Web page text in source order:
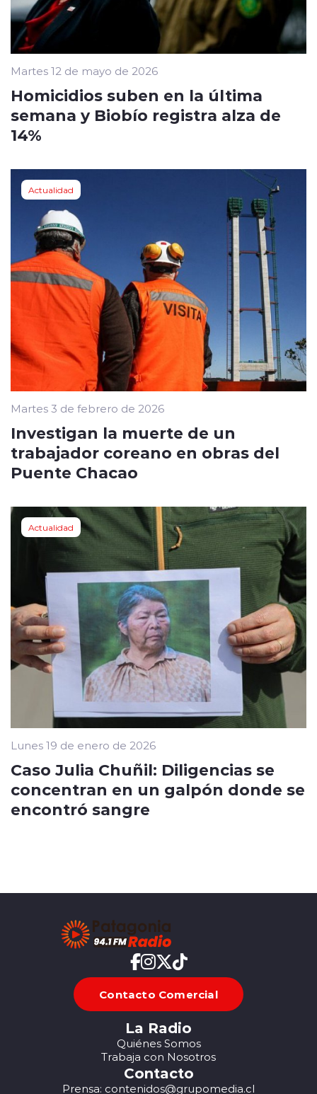
Martes 12 de mayo de 2026
Homicidios suben en la última
semana y Biobío registra alza de
14%
Actualidad
Martes 3 de febrero de 2026
Investigan la muerte de un
trabajador coreano en obras del
Puente Chacao
Actualidad
Lunes 19 de enero de 2026
Caso Julia Chuñil: Diligencias se
concentran en un galpón donde se
encontró sangre
Contacto Comercial
La Radio
Quiénes Somos
Trabaja con Nosotros
Contacto
Prensa: contenidos@grupomedia.cl